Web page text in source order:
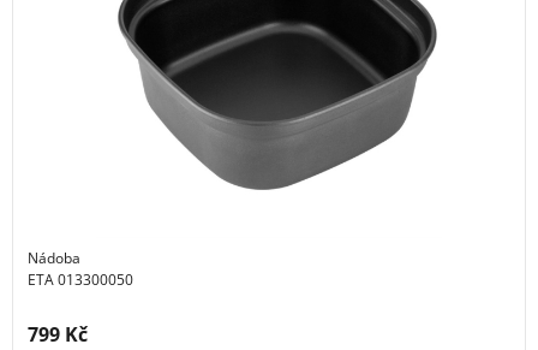
Nádoba
ETA 013300050
Cena s DPH:
799 Kč